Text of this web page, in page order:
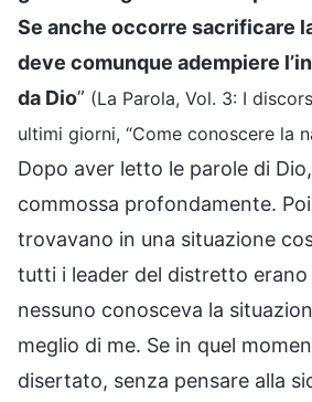
Se anche occorre sacrificare
deve comunque adempiere
da Dio” (La Parola, Vol. 3: I
ultimi giorni, “Come conoscere la
Dopo aver letto le parole di
commossa profondamente.
trovavano in una situazione
tutti i leader del distretto
nessuno conosceva la
meglio di me. Se in quel
disertato, senza pensare alla